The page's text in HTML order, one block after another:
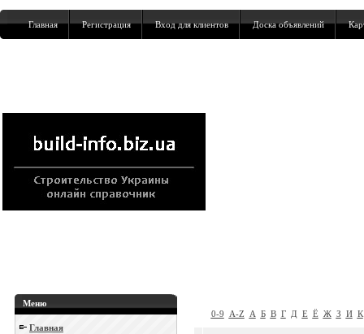
Главная Регистрация Вход для клиентов Доска объявлений
Меню
Главная
0-9 A-Z А Б В Г Д Е Ё Ж З И К